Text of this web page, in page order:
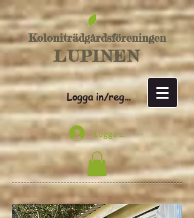
Koloniträdgårdsföreningen
LUPINEN
Logga in/registrera dig
Logga in